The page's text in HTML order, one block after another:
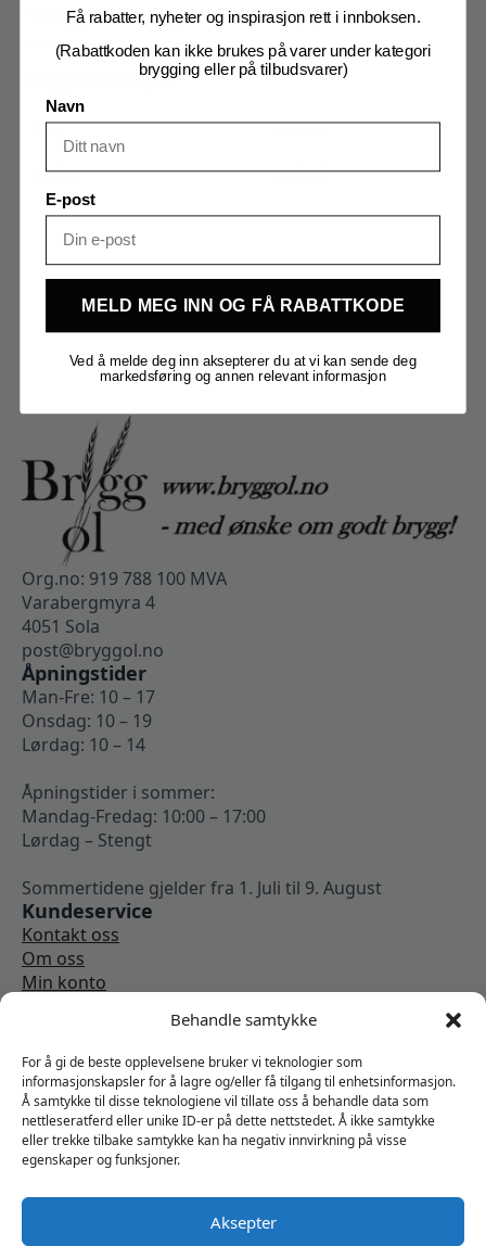
Behandle samtykke
For å gi de beste opplevelsene bruker vi teknologier som
informasjonskapsler for å lagre og/eller få tilgang til enhetsinformasjon.
Å samtykke til disse teknologiene vil tillate oss å behandle data som
nettleseratferd eller unike ID-er på dette nettstedet. Å ikke samtykke
eller trekke tilbake samtykke kan ha negativ innvirkning på visse
egenskaper og funksjoner.
Aksepter
Tilleggsinformasjon Omtaler (0)
Tilleggsinformasjon
Vekt 2,501 kg
Merker Kegland
Org.no: 919 788 100 MVA
Varabergmyra 4
4051 Sola
post@bryggol.no
Åpningstider
Man-Fre: 10 – 17
Onsdag: 10 – 19
Lørdag: 10 – 14
Åpningstider i sommer:
Mandag-Fredag: 10:00 – 17:00
Lørdag – Stengt
Sommertidene gjelder fra 1. Juli til 9. August
Kundeservice
Kontakt oss
Om oss
Min konto
Vi er sosiale
Få rabatter, nyheter og inspirasjon rett i innboksen.
(Rabattkoden kan ikke brukes på varer under kategori
brygging eller på tilbudsvarer)
Navn
E-post
MELD MEG INN OG FÅ RABATTKODE
Ved å melde deg inn aksepterer du at vi kan sende deg
markedsføring og annen relevant informasjon